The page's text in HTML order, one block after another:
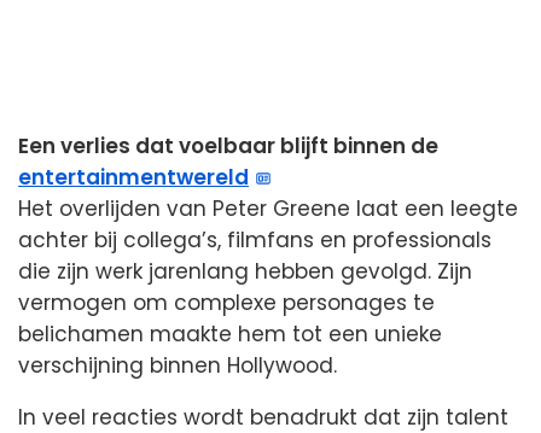
Een verlies dat voelbaar blijft binnen de
entertainmentwereld
Het overlijden van Peter Greene laat een leegte
achter bij collega’s, filmfans en professionals
die zijn werk jarenlang hebben gevolgd. Zijn
vermogen om complexe personages te
belichamen maakte hem tot een unieke
verschijning binnen Hollywood.
In veel reacties wordt benadrukt dat zijn talent